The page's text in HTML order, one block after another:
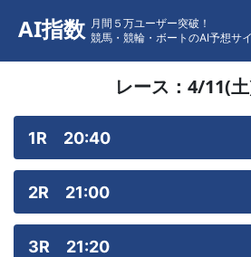
AI指数 月間５万ユーザー突破！
競馬・競輪・ボートのAI予想サ
レース： 4/11(
1R 20:40
2R 21:00
3R 21:20